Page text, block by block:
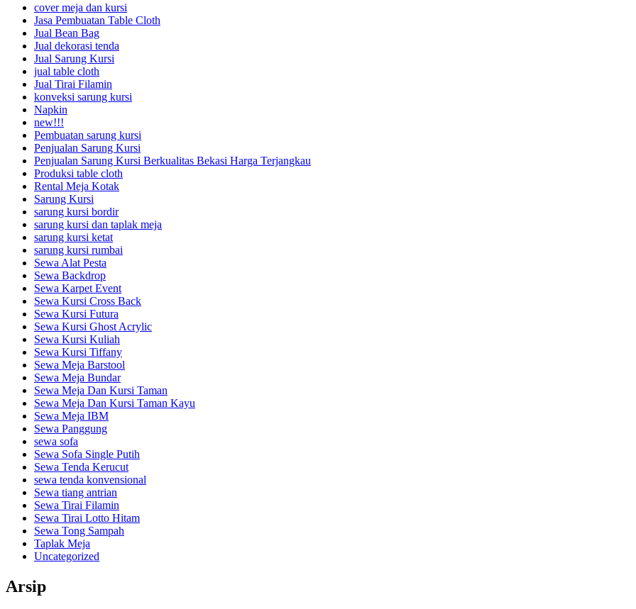
cover meja dan kursi
Jasa Pembuatan Table Cloth
Jual Bean Bag
Jual dekorasi tenda
Jual Sarung Kursi
jual table cloth
Jual Tirai Filamin
konveksi sarung kursi
Napkin
new!!!
Pembuatan sarung kursi
Penjualan Sarung Kursi
Penjualan Sarung Kursi Berkualitas Bekasi Harga Terjangkau
Produksi table cloth
Rental Meja Kotak
Sarung Kursi
sarung kursi bordir
sarung kursi dan taplak meja
sarung kursi ketat
sarung kursi rumbai
Sewa Alat Pesta
Sewa Backdrop
Sewa Karpet Event
Sewa Kursi Cross Back
Sewa Kursi Futura
Sewa Kursi Ghost Acrylic
Sewa Kursi Kuliah
Sewa Kursi Tiffany
Sewa Meja Barstool
Sewa Meja Bundar
Sewa Meja Dan Kursi Taman
Sewa Meja Dan Kursi Taman Kayu
Sewa Meja IBM
Sewa Panggung
sewa sofa
Sewa Sofa Single Putih
Sewa Tenda Kerucut
sewa tenda konvensional
Sewa tiang antrian
Sewa Tirai Filamin
Sewa Tirai Lotto Hitam
Sewa Tong Sampah
Taplak Meja
Uncategorized
Arsip